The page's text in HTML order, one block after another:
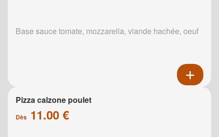
Base sauce tomate, mozzarella, viande hachée, oeuf
Pizza calzone poulet
Dès 11.00 €